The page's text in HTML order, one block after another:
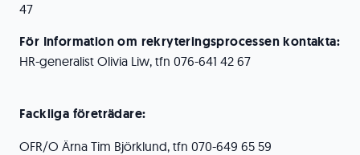
47
För Information om rekryteringsprocessen kontakta:
HR-generalist Olivia Liw, tfn 076-641 42 67
Fackliga företrädare:
OFR/O Ärna Tim Björklund, tfn 070-649 65 59